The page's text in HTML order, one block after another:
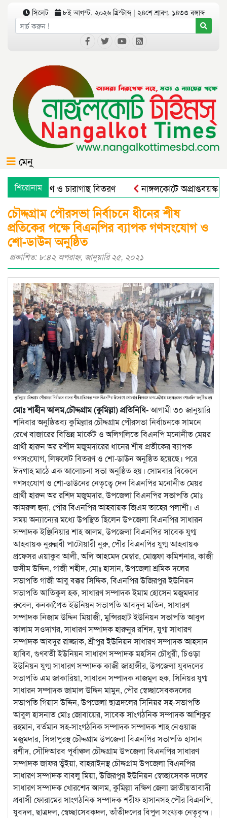
সিলেট ৮ই আগস্ট, ২০২৬ খ্রিস্টাব্দ | ২৪শে শ্রাবণ, ১৪৩৩ বঙ্গাব্দ
মেনু
শিরোনাম
বৃক্ষরোপণ ও চারাগাছ বিতরণ নাঙ্গলকোটে অপ্রাপ্তবয়স্ক
চৌদ্দগ্রাম পৌরসভা নির্বাচনে ধীনের শীষ
প্রতিকের পক্ষে বিএনপির ব্যাপক গণসংযোগ ও
শো-ডাউন অনুষ্ঠিত
প্রকাশিত: ৮:৪২ অপরাহ্ণ, জানুয়ারি ২৫, ২০২১
মোঃ শাহীন আলম,চৌদ্দগ্রাম (কুমিল্লা) প্রতিনিধি-আগামী ৩০ জানুয়ারি
শনিবার অনুষ্ঠিতব্য কুমিল্লার চৌদ্দগ্রাম পৌরসভা নির্বাচনকে সামনে
রেখে বাজারের বিভিন্ন মার্কেট ও অলিগলিতে বিএনপি মনোনীত মেয়র
প্রার্থী হারুন অর রশীদ মজুমদারের ধানের শীষ প্রতীকের ব্যাপক
গণসংযোগ, লিফলেট বিতরণ ও শো-ডাউন অনুষ্ঠিত হয়েছে। পরে
ঈদগাহ মাঠে এক আলোচনা সভা অনুষ্ঠিত হয়। সোমবার বিকেলে
গণসংযোগ ও শো-ডাউনের নেতৃত্বে দেন বিএনপির মনোনীত মেয়র
প্রার্থী হারুন অর রশিদ মজুমদার, উপজেলা বিএনপির সভাপতি মোঃ
কামরুল হুদা, পৌর বিএনপির আহবায়ক জিএম তাহের পলাশী। এ
সময় অন্যান্যের মধ্যে উপস্থিত ছিলেন উপজেলা বিএনপির সাধারন
সম্পাদক ইঞ্জিনিয়ার শাহ আলম, উপজেলা বিএনপির সাবেক যুগ্ম
আহবায়ক নুরুন্নবী পাটোয়ারী নুরু, পৌর বিএনপির যুগ্ম আহবায়ক
প্রফেসর এয়াকুব আলী, অলি আহমেদ মেম্বার, মোস্তফা কমিশনার, কাজী
জসীম উদ্দিন, গাজী শহীদ, মোঃ হাসান, উপজেলা শ্রমিক দলের
সভাপতি গাজী আবু বক্কর সিদ্দিক, বিএনপির উজিরপুর ইউনিয়ন
সভাপতি আতিকুল হক, সাধারণ সম্পাদক ইমাম হোসেন মজুমদার
রুবেল, কনকাপৈত ইউনিয়ন সভাপতি আবদুল মতিন, সাধারণ
সম্পাদক নিজাম উদ্দিন মিয়াজী, মুন্সিরহাট ইউনিয়ন সভাপতি আবুল
কালাম সওদাগর, সাধারণ সম্পাদক হারুনুর রশিদ, যুগ্ম সাধারণ
সম্পাদক আবদুর রাজ্জাক, শ্রীপুর ইউনিয়ন সাধারণ সম্পাদক আহসান
হাবিব, গুণবতী ইউনিয়ন সাধারণ সম্পাদক মহসিন চৌধুরী, চিওড়া
ইউনিয়ন যুগ্ম সাধারণ সম্পাদক কাজী জাহাঙ্গীর, উপজেলা যুবদলের
সভাপতি এম জাকারিয়া, সাধারন সম্পাদক নাজমুল হক, সিনিয়র যুগ্ম
সাধারন সম্পাদক জামাল উদ্দিন মামুন, পৌর স্বেচ্ছাসেবকদলের
সভাপতি গিয়াস উদ্দিন, উপজেলা ছাত্রদলের সিনিয়র সহ-সভাপতি
আবুল হাসনাত মোঃ জোবায়ের, সাবেক সাংগঠনিক সম্পাদক আশিকুর
রহমান, বর্তমান সহ-সাংগঠনিক সম্পাদক সম্পাদক শাহ নেওয়াজ
মজুমদার, সিঙ্গাপুরস্থ চৌদ্দগ্রাম উপজেলা বিএনপির সভাপতি হাসান
রশীদ, সৌদিআরব পূর্বাঞ্চল চৌদ্দগ্রাম উপজেলা বিএনপির সাধারণ
সম্পাদক জাফর ভুঁইয়া, বাহরাইনস্থ চৌদ্দগ্রাম উপজেলা বিএনপির
সাধারণ সম্পাদক বাবলু মিয়া, উজিরপুর ইউনিয়ন স্বেচ্ছাসেবক দলের
সাধারণ সম্পাদক খোরশেদ আলম, কুমিল্লা দক্ষিণ জেলা জাতীয়তাবাদী
প্রবাসী ফোরামের সাংগঠনিক সম্পাদক শরীফ হাসানসহ পৌর বিএনপি,
যুবদল, ছাত্রদল, স্বেচ্ছাসেবকদল, তাঁতীদলের বিপুল সংখ্যক নেতৃবৃন্দ।